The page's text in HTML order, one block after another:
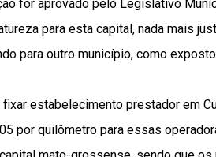
for aprovado pelo Legislativo
para esta capital, nada mais
para outro município, como
fixar estabelecimento prestador em
por quilômetro para essas